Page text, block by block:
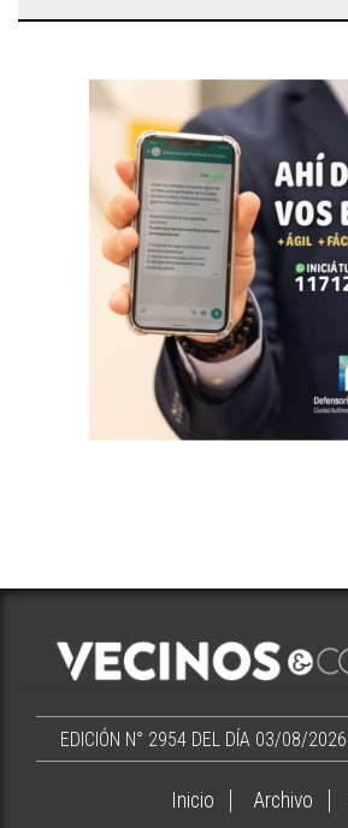
EDICIÓN N° 2954 DEL DÍA 03/08/2026
Inicio Archivo